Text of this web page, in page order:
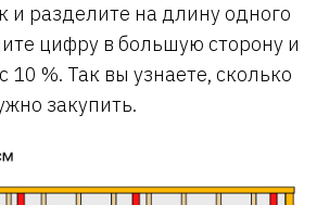
и разделите на длину одного
цифру в большую сторону и
10 %. Так вы узнаете, сколько
закупить.